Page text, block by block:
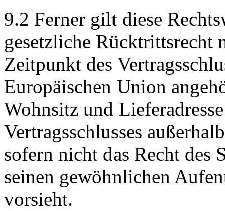
9.2 Ferner gilt diese
gesetzliche Rücktrittsrecht
Zeitpunkt des
Europäischen Union
Wohnsitz und
Vertragsschlusses
sofern nicht das Recht des
seinen gewöhnlichen
vorsieht.